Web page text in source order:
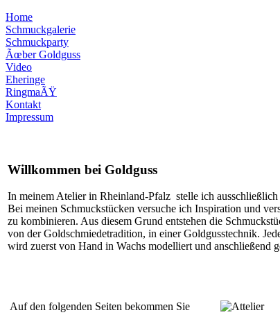
Home
Schmuckgalerie
Schmuckparty
Ãœber Goldguss
Video
Eheringe
RingmaÃŸ
Kontakt
Impressum
Willkommen bei Goldguss
In meinem Atelier in Rheinland-Pfalz stelle ich
Bei meinen Schmuckstücken versuche ich Inspiration und
zu kombinieren. Aus diesem Grund entstehen die
von der Goldschmiedetradition, in einer Goldgusstechnik.
wird zuerst von Hand in Wachs modelliert und anschließend
Auf den folgenden Seiten bekommen Sie